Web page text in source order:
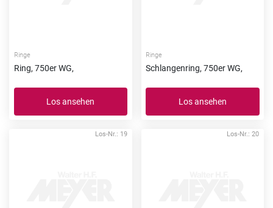
Ringe
Ring, 750er WG,
Los ansehen
Ringe
Schlangenring, 750er WG,
Los ansehen
Los-Nr.: 19 Los-Nr.: 20